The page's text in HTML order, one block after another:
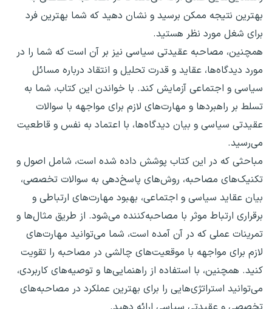
بهترین نتیجه ممکن برسید و نشان دهید که شما بهترین فرد
برای شغل مورد نظر هستید.
همچنین، مصاحبه عقیدتی سیاسی نیز بر آن است که شما را در
مورد دیدگاه‌ها، عقاید و قدرت تحلیل و انتقاد درباره مسائل
سیاسی و اجتماعی آزمایش کند. با خواندن این کتاب، شما به
تسلط بر راهبردها و مهارت‌های لازم برای مواجهه با سوالات
عقیدتی سیاسی و بیان دیدگاه‌ها، با اعتماد به نفس و قاطعیت
می‌رسید.
مباحثی که در این کتاب پوشش داده شده است، شامل اصول و
تکنیک‌های مصاحبه، روش‌های پاسخ‌دهی به سوالات تخصصی،
بیان عقاید سیاسی و اجتماعی، بهبود مهارت‌های ارتباطی و
برقراری ارتباط موثر با مصاحبه‌کننده می‌شود. از طریق مثال‌ها و
تمرینات عملی که در آن آمده است، شما می‌توانید مهارت‌های
لازم برای مواجهه با موقعیت‌های چالشی در مصاحبه را تقویت
کنید. همچنین، با استفاده از راهنمایی‌ها و توصیه‌های کاربردی،
می‌توانید استراتژی‌هایی را برای بهترین عملکرد در مصاحبه‌های